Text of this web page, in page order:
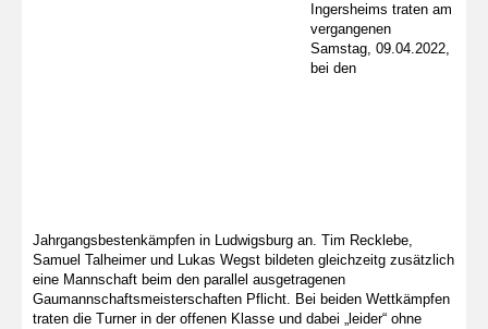
Ingersheims traten am
vergangenen
Samstag, 09.04.2022,
bei den
Jahrgangsbestenkämpfen in Ludwigsburg an. Tim Recklebe,
Samuel Talheimer und Lukas Wegst bildeten gleichzeitg zusätzlich
eine Mannschaft beim den parallel ausgetragenen
Gaumannschaftsmeisterschaften Pflicht. Bei beiden Wettkämpfen
traten die Turner in der offenen Klasse und dabei „leider“ ohne